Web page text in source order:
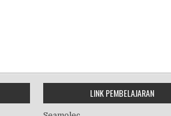
LINK PEMBELAJARAN